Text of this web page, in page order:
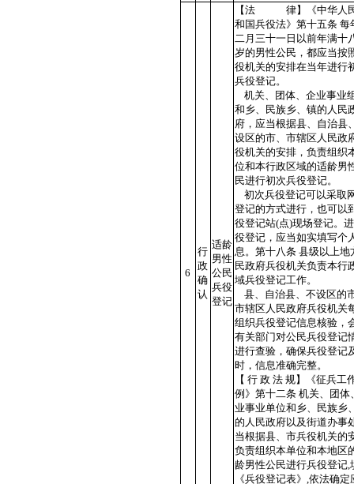
6
行
政
确
认
适龄
男性
公民
兵役
登记
【法 律】《中华人
和国兵役法》第十五条 每
二月三十一日以前年满十
岁的男性公民，都应当按
役机关的安排在当年进行
兵役登记。
机关、团体、企业事业
和乡、民族乡、镇的人民
府，应当根据县、自治县
设区的市、市辖区人民政
役机关的安排，负责组织
位和本行政区域的适龄男
民进行初次兵役登记。
初次兵役登记可以采取
登记的方式进行，也可以
役登记站(点)现场登记。
役登记，应当如实填写个
息。第十八条 县级以上地
民政府兵役机关负责本行
域兵役登记工作。
县、自治县、不设区的
市辖区人民政府兵役机关
组织兵役登记信息核验，
有关部门对公民兵役登记
进行查验，确保兵役登记
时，信息准确完整。
【 行 政 法 规】《征兵工
例》第十二条 机关、团体
业事业单位和乡、民族乡
的人民政府以及街道办事
当根据县、市兵役机关的
负责组织本单位和本地区
龄男性公民进行兵役登记,
《兵役登记表》,依法确定